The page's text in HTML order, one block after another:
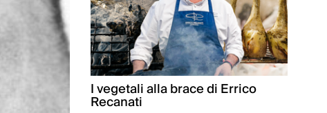
I vegetali alla brace di Errico
Recanati